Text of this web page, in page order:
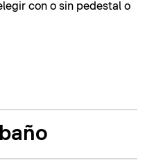
con o sin pedestal o